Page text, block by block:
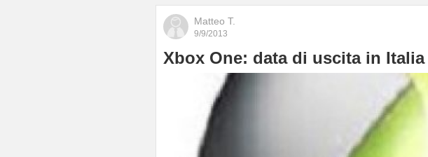
Matteo T.
9/9/2013
Xbox One: data di uscita in